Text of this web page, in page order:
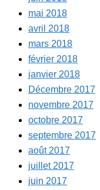
mai 2018
avril 2018
mars 2018
février 2018
janvier 2018
Décembre 2017
novembre 2017
octobre 2017
septembre 2017
août 2017
juillet 2017
juin 2017